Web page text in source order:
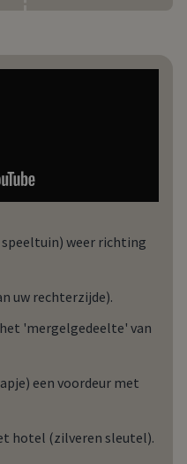
speeltuin) weer richting
uw rechterzijde).
'mergelgedeelte' van
een voordeur met
hotel (zilveren sleutel).